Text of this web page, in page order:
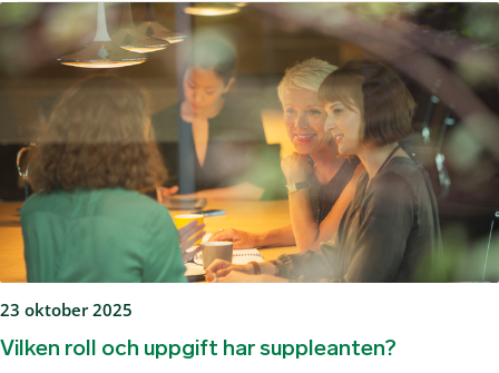
23 oktober 2025
Vilken roll och uppgift har suppleanten?